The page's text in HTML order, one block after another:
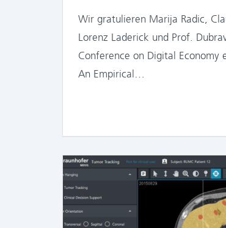
Wir gratulieren Marija Radic,
Lorenz Laderick und Prof.
Conference on Digital Economy
An Empirical…